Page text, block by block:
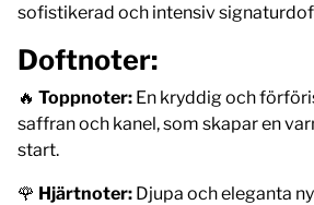
sofistikerad och intensiv
Doftnoter:
🔥 Toppnoter: En kryddig och
saffran och kanel, som skapar en
start.
🌹 Hjärtnoter: Djupa och eleganta